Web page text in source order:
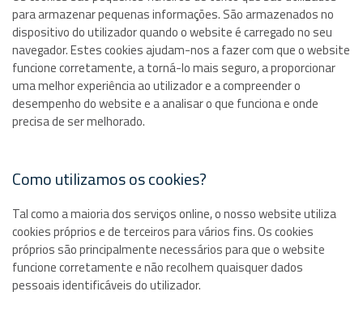
para armazenar pequenas informações. São armazenados no
dispositivo do utilizador quando o website é carregado no seu
navegador. Estes cookies ajudam-nos a fazer com que o website
funcione corretamente, a torná-lo mais seguro, a proporcionar
uma melhor experiência ao utilizador e a compreender o
desempenho do website e a analisar o que funciona e onde
precisa de ser melhorado.
Como utilizamos os cookies?
Tal como a maioria dos serviços online, o nosso website utiliza
cookies próprios e de terceiros para vários fins. Os cookies
próprios são principalmente necessários para que o website
funcione corretamente e não recolhem quaisquer dados
pessoais identificáveis do utilizador.